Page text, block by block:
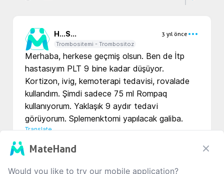
H...S...
3 yıl önce
Trombositemi - Trombositoz
Merhaba, herkese geçmiş olsun. Ben de İtp
hastasıyım PLT 9 bine kadar düşüyor.
Kortizon, ivig, kemoterapi tedavisi, rovalade
kullandım. Şimdi sadece 75 ml Rompaq
kullanıyorum. Yaklaşık 9 aydır tedavi
görüyorum. Splemenktomi yapılacak galiba.
Translate
1
MateHand
Would you like to try our mobile application?